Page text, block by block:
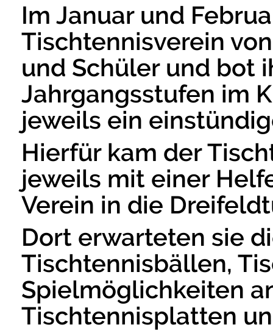
Im Januar und
Tischtennisverein
und Schüler und bot
Jahrgangsstufen im
jeweils ein
Hierfür kam der
jeweils mit einer
Verein in die
Dort erwarteten sie
Tischtennisbällen,
Spielmöglichkeiten
Tischtennisplatten